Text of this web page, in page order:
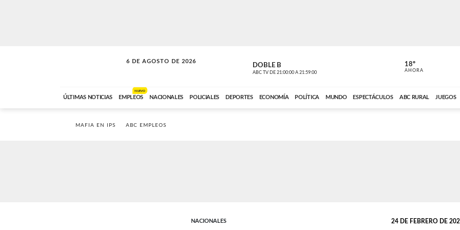
6 DE AGOSTO DE 2026
SOLO MÚSICA DOBLE B
ABC TV DE 21:00:00 A 21:59:00 ABC CARDINAL
18º
AHORA
ÚLTIMAS NOTICIAS EMPLEOS
NUEVO
NACIONALES POLICIALES DEPORTES ECONOMÍA POLÍTICA MUNDO ESPECTÁCULOS ABC RURAL JUEGOS
MAFIA EN IPS ABC EMPLEOS
NACIONALES 24 DE FEBRERO DE